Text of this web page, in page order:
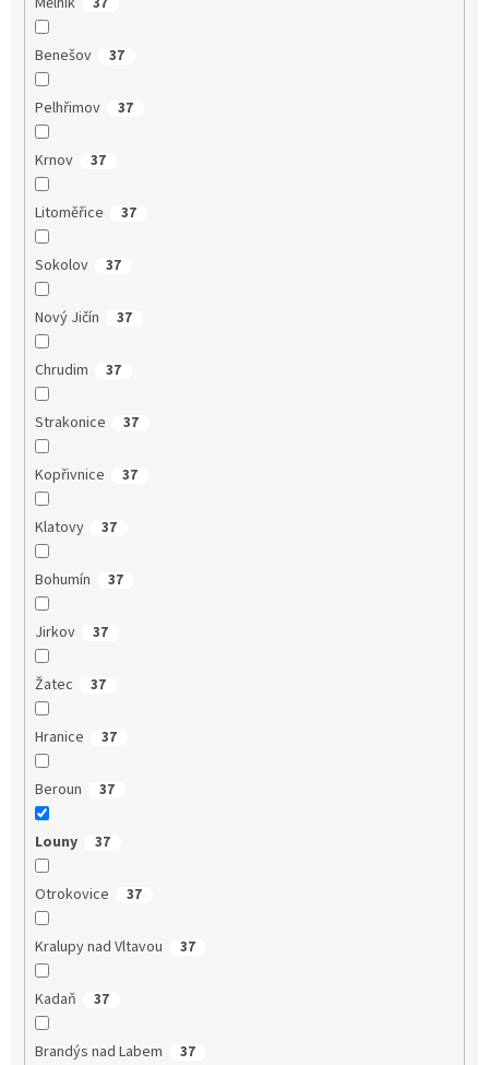
Benešov 37
Pelhřimov 37
Krnov 37
Litoměřice 37
Sokolov 37
Nový Jičín 37
Chrudim 37
Strakonice 37
Kopřivnice 37
Klatovy 37
Bohumín 37
Jirkov 37
Žatec 37
Hranice 37
Beroun 37
Louny 37
Otrokovice 37
Kralupy nad Vltavou 37
Kadaň 37
Brandýs nad Labem 37